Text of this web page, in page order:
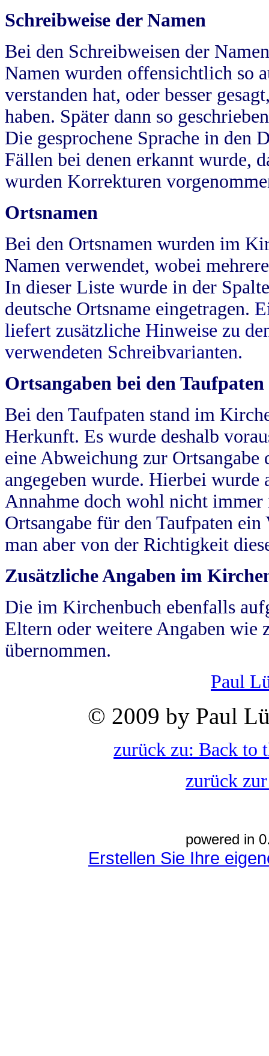
Schreibweise der Namen
Bei den Schreibweisen der
Namen wurden offensichtlich so
verstanden hat, oder besser
haben. Später dann so
Die gesprochene Sprache in
Fällen bei denen erkannt wurde,
wurden Korrekturen
Ortsnamen
Bei den Ortsnamen wurden im
Namen verwendet, wobei
In dieser Liste wurde in der
deutsche Ortsname eingetragen.
liefert zusätzliche Hinweise zu
verwendeten Schreibvarianten.
Ortsangaben bei den Taufpaten
Bei den Taufpaten stand im
Herkunft. Es wurde deshalb
eine Abweichung zur
angegeben wurde. Hierbei wurde
Annahme doch wohl nicht
Ortsangabe für den Taufpaten
man aber von der Richtigkeit
Zusätzliche Angaben im
Die im Kirchenbuch ebenfalls
Eltern oder weitere Angaben wie
übernommen.
Paul
© 2009 by Paul
zurück zu: Back to
zurück
powered in
Erstellen Sie Ihre